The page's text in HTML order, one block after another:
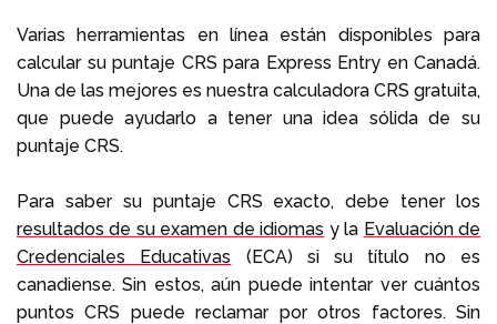
Varias herramientas en línea están disponibles para
calcular su puntaje CRS para Express Entry en Canadá.
Una de las mejores es nuestra calculadora CRS gratuita,
que puede ayudarlo a tener una idea sólida de su
puntaje CRS.
Para saber su puntaje CRS exacto, debe tener los
resultados de su examen de idiomas y la Evaluación de
Credenciales Educativas (ECA) si su título no es
canadiense. Sin estos, aún puede intentar ver cuántos
puntos CRS puede reclamar por otros factores. Sin